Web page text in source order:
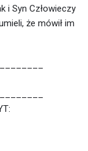
i Syn Człowieczy
że mówił im